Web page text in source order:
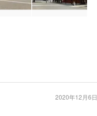
2020年12月6日